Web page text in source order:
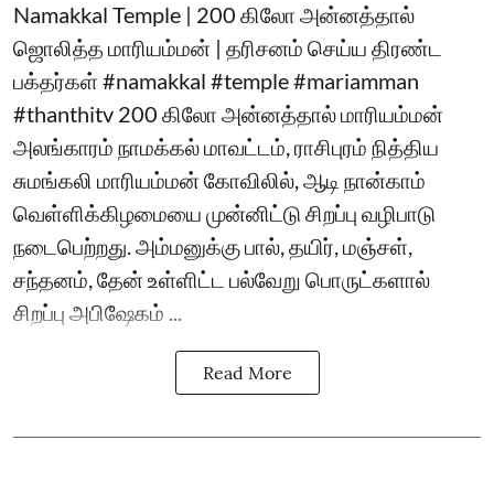
Namakkal Temple | 200 கிலோ அன்னத்தால்
ஜொலித்த மாரியம்மன் | தரிசனம் செய்ய திரண்ட
பக்தர்கள் #namakkal #temple #mariamman
#thanthitv 200 கிலோ அன்னத்தால் மாரியம்மன்
அலங்காரம் நாமக்கல் மாவட்டம், ராசிபுரம் நித்திய
சுமங்கலி மாரியம்மன் கோவிலில், ஆடி நான்காம்
வெள்ளிக்கிழமையை முன்னிட்டு சிறப்பு வழிபாடு
நடைபெற்றது. அம்மனுக்கு பால், தயிர், மஞ்சள்,
சந்தனம், தேன் உள்ளிட்ட பல்வேறு பொருட்களால்
சிறப்பு அபிஷேகம் ...
Read More